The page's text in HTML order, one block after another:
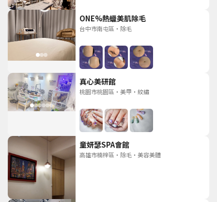
ONE%熱蠟美肌除毛
台中市南屯區 ・ 除毛
真心美研館
桃園市桃園區 ・ 美甲 ・ 紋繡
童妍瑟SPA會館
高雄市楠梓區 ・ 除毛 ・ 美容美體